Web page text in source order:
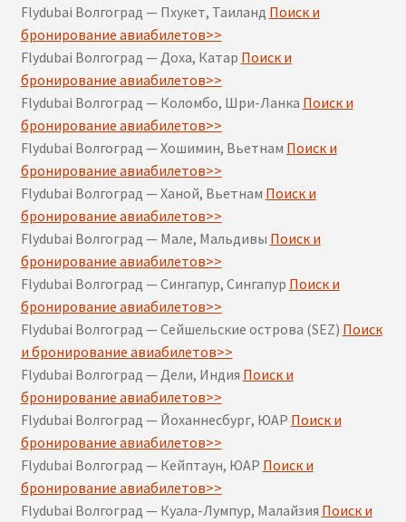
Flydubai Волгоград — Пхукет, Таиланд Поиск и
бронирование авиабилетов>>
Flydubai Волгоград — Доха, Катар Поиск и
бронирование авиабилетов>>
Flydubai Волгоград — Коломбо, Шри-Ланка Поиск и
бронирование авиабилетов>>
Flydubai Волгоград — Хошимин, Вьетнам Поиск и
бронирование авиабилетов>>
Flydubai Волгоград — Ханой, Вьетнам Поиск и
бронирование авиабилетов>>
Flydubai Волгоград — Мале, Мальдивы Поиск и
бронирование авиабилетов>>
Flydubai Волгоград — Сингапур, Сингапур Поиск и
бронирование авиабилетов>>
Flydubai Волгоград — Сейшельские острова (SEZ) Поиск
и бронирование авиабилетов>>
Flydubai Волгоград — Дели, Индия Поиск и
бронирование авиабилетов>>
Flydubai Волгоград — Йоханнесбург, ЮАР Поиск и
бронирование авиабилетов>>
Flydubai Волгоград — Кейптаун, ЮАР Поиск и
бронирование авиабилетов>>
Flydubai Волгоград — Куала-Лумпур, Малайзия Поиск и